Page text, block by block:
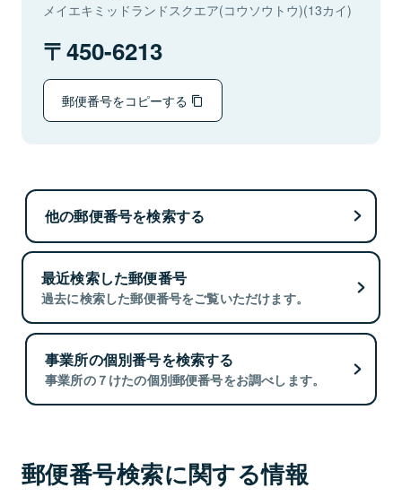
メイエキミッドランドスクエア(コウソウトウ)(13カイ)
450-6213
郵便番号をコピーする
他の郵便番号を検索する
最近検索した郵便番号
過去に検索した郵便番号をご覧いただけます。
事業所の個別番号を検索する
事業所の７けたの個別郵便番号をお調べします。
郵便番号検索に関する情報